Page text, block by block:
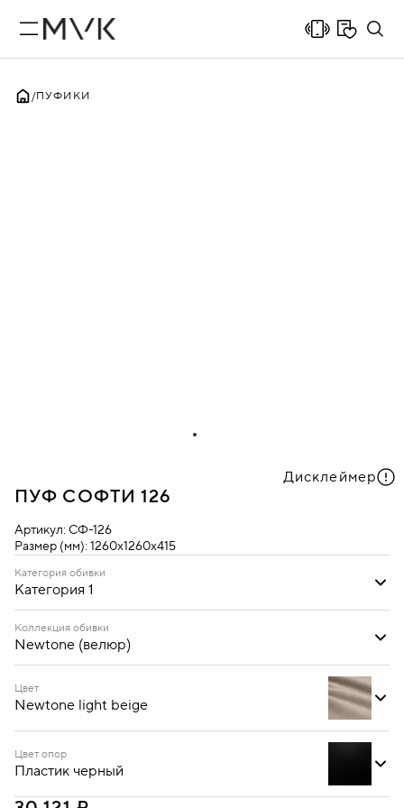
ПУФИКИ
Дисклеймер
ПУФ СОФТИ 126
Артикул: СФ-126
Размер (мм): 1260х1260х415
Категория обивки
Категория 1
Коллекция обивки
Newtone (велюр)
Цвет
Newtone light beige
Newtone antracite Newtone azure Newtone light beige
Цвет опор
Пластик черный